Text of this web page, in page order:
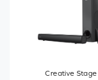
Creative Stage